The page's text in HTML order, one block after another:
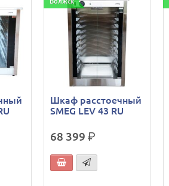
Шкаф расстоечный
SMEG LEV 43 RU
68 399р.